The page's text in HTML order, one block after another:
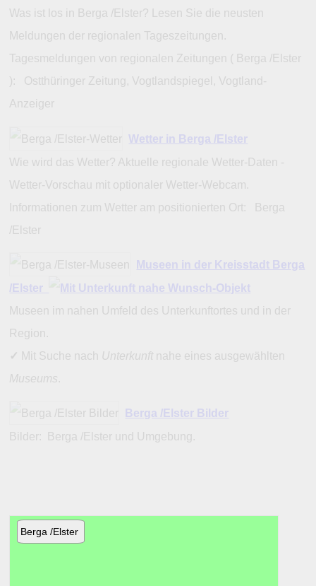
Was ist los in Berga /Elster? Lesen Sie die neusten
Meldungen der regionalen Tageszeitungen.
Tagesmeldungen von regionalen Zeitungen ( Berga /Elster
): Ostthüringer Zeitung, Vogtlandspiegel, Vogtland-
Anzeiger
Wetter in Berga /Elster
Wie wird das Wetter? Aktuelle regionale Wetter-Daten -
Wetter-Vorschau mit optionaler Wetter-Webcam.
Informationen zum Wetter am positionierten Ort: Berga
/Elster
Museen in der Kreisstadt Berga
/Elster
Museen im nahen Umfeld des Unterkunftortes und in der
Region.
✓ Mit Suche nach Unterkunft nahe eines ausgewählten
Museums.
Berga /Elster Bilder
Bilder: Berga /Elster und Umgebung.
Berga /Elster